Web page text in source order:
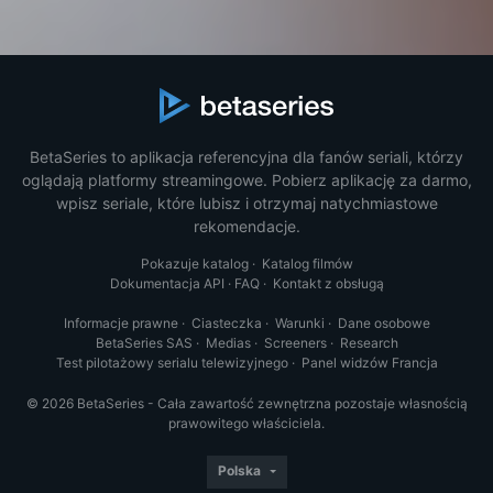
BetaSeries to aplikacja referencyjna dla fanów seriali, którzy
oglądają platformy streamingowe. Pobierz aplikację za darmo,
wpisz seriale, które lubisz i otrzymaj natychmiastowe
rekomendacje.
Pokazuje katalog· Katalog filmów
Dokumentacja API · FAQ· Kontakt z obsługą
Informacje prawne· Ciasteczka · Warunki · Dane osobowe
BetaSeries SAS · Medias· Screeners· Research
Test pilotażowy serialu telewizyjnego· Panel widzów Francja
© 2026 BetaSeries - Cała zawartość zewnętrzna pozostaje własnością
prawowitego właściciela.
Polska